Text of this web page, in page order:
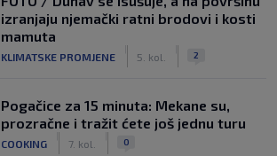
izranjaju njemački ratni brodovi i kosti
mamuta
KLIMATSKE PROMJENE 5. kol. 2
Pogačice za 15 minuta: Mekane su,
prozračne i tražit ćete još jednu turu
COOKING 7. kol. 0